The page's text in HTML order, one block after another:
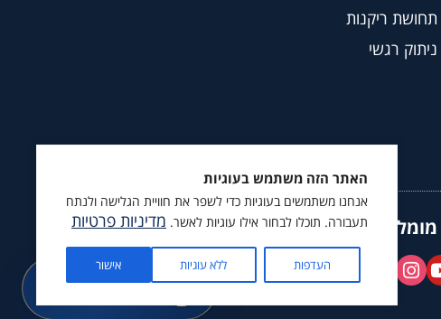
האתר הזה משתמש בעוגיות
אנחנו משתמשים בעוגיות כדי לשפר את חוויית הגלישה ולנתח
תעבורה. תוכלו לבחור אילו עוגיות לאשר. מדיניות פרטיות
העדפות ללא עוגיות אישור
תחושת ריקנות
ניתוק רגשי
מומלץ לעקוב גם ב
מתנה בשבילך